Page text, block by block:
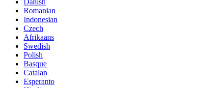
Danish
Romanian
Indonesian
Czech
Afrikaans
Swedish
Polish
Basque
Catalan
Esperanto